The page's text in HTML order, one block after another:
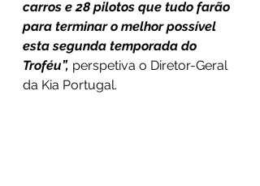
carros e 28 pilotos que tudo farão
para terminar o melhor possível
esta segunda temporada do
Troféu”, perspetiva o Diretor-Geral
da Kia Portugal.